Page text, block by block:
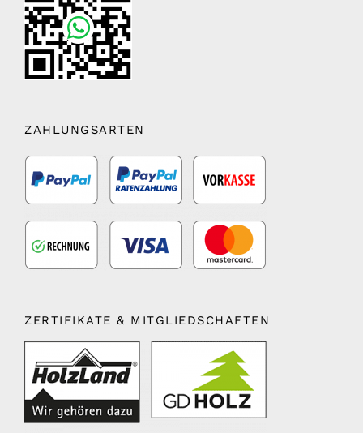
ZAHLUNGSARTEN
ZERTIFIKATE & MITGLIEDSCHAFTEN